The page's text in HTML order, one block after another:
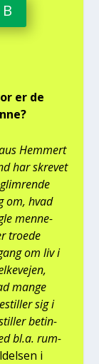
er de
Hem­mert
har skre­vet
om, hvad
men­ne­
tro­e­de
om liv i
man­ge
sig i
betin­
bl.a. rum­
i